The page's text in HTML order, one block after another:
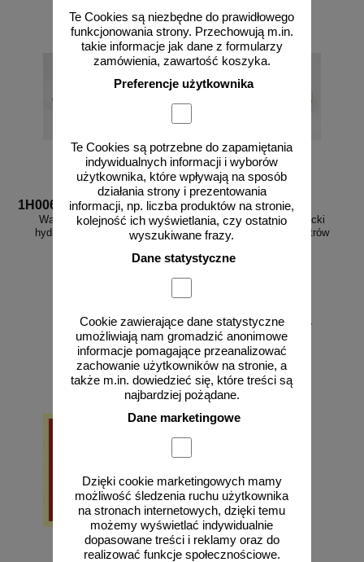
Te Cookies są niezbędne do prawidłowego
funkcjonowania strony. Przechowują m.in.
takie informacje jak dane z formularzy
zamówienia, zawartość koszyka.
Preferencje użytkownika
Te Cookies są potrzebne do zapamiętania
indywidualnych informacji i wyborów
użytkownika, które wpływają na sposób
działania strony i prezentowania
informacji, np. liczba produktów na stronie,
kolejność ich wyświetlania, czy ostatnio
wyszukiwane frazy.
Dane statystyczne
Cookie zawierające dane statystyczne
umożliwiają nam gromadzić anonimowe
informacje pomagające przeanalizować
zachowanie użytkowników na stronie, a
także m.in. dowiedzieć się, które treści są
najbardziej pożądane.
Dane marketingowe
Dzięki cookie marketingowych mamy
możliwość śledzenia ruchu użytkownika
na stronach internetowych, dzięki temu
możemy wyświetlać indywidualnie
dopasowane treści i reklamy oraz do
realizować funkcje społecznościowe.
1H006
Wąż pożarniczy strażacki
hydrantowy H 52-15 metrów
od 296,55 zł
241,10 zł netto
do koszyka
1H007
Wąż pożarniczy strażacki
hydrantowy H 52-20 metrów
od 347,46 zł
282,49 zł netto
do koszyka